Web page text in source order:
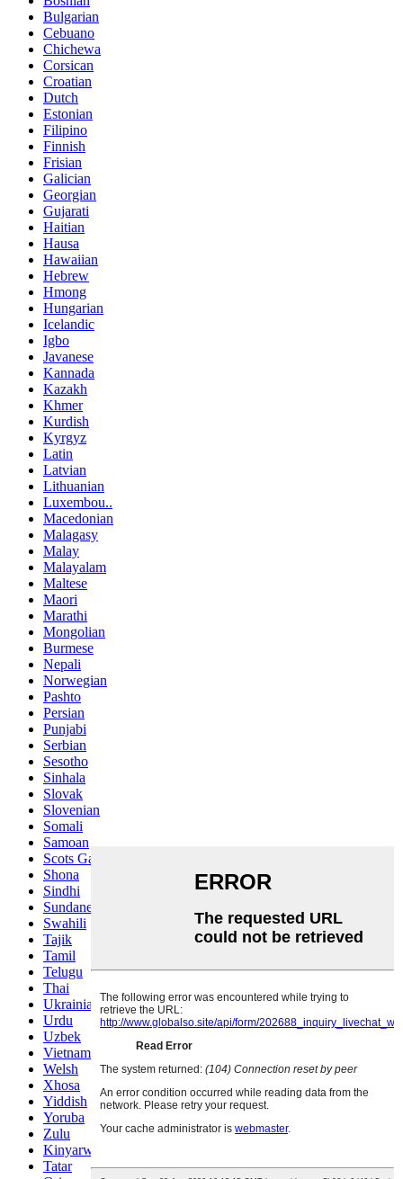
Bulgarian
Cebuano
Chichewa
Corsican
Croatian
Dutch
Estonian
Filipino
Finnish
Frisian
Galician
Georgian
Gujarati
Haitian
Hausa
Hawaiian
Hebrew
Hmong
Hungarian
Icelandic
Igbo
Javanese
Kannada
Kazakh
Khmer
Kurdish
Kyrgyz
Latin
Latvian
Lithuanian
Luxembou..
Macedonian
Malagasy
Malay
Malayalam
Maltese
Maori
Marathi
Mongolian
Burmese
Nepali
Norwegian
Pashto
Persian
Punjabi
Serbian
Sesotho
Sinhala
Slovak
Slovenian
Somali
Samoan
Scots Gaelic
Shona
Sindhi
Sundanese
Swahili
Tajik
Tamil
Telugu
Thai
Ukrainian
Urdu
Uzbek
Vietnamese
Welsh
Xhosa
Yiddish
Yoruba
Zulu
Kinyarwanda
Tatar